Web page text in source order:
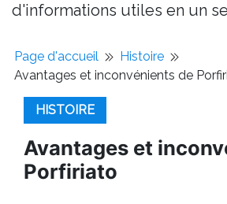
d'informations utiles en un
Page d'accueil
Histoire
Avantages et inconvénients de
HISTOIRE
Avantages et
Porfiriato